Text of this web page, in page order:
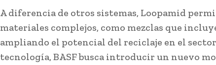
A diferencia de otros sistemas, Loopamid
materiales complejos, como mezclas que
ampliando el potencial del reciclaje en el
tecnología, BASF busca introducir un nuevo